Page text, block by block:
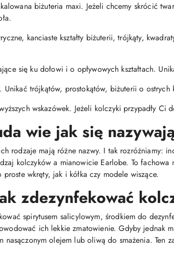
biżuteria maxi. Jeżeli chcemy skrócić
kanciaste kształty biżuterii, trójkąty,
się ku dołowi i o opływowych kształtach.
Unikać trójkątów, prostokątów, biżuterii o ostrych
wskazówek. Jeżeli kolczyki przypadły
wie jak się
rodzaje mają różne nazwy. I tak rozróżniamy:
kolczyków a mianowicie Earlobe. To fachowa
wkręty, jak i kółka czy modele wiszące.
zdezynfekować
spirytusem salicylowym, środkiem do
ich lekkie zmatowienie. Gdyby jednak
olejem lub oliwą do smażenia. Ten